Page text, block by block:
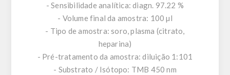
- Sensibilidade analítica: diagn. 97.22 %
- Volume final da amostra: 100 µl
- Tipo de amostra: soro, plasma (citrato,
heparina)
- Pré-tratamento da amostra: diluição 1:101
- Substrato / Isótopo: TMB 450 nm